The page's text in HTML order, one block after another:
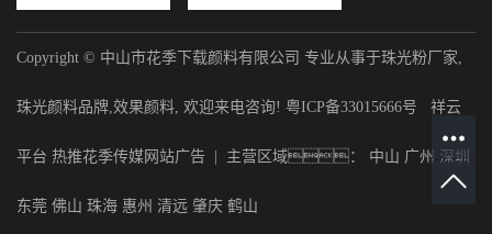
Copyright © 中山市花季下载颜料有限公司 专业从事于珠光粉厂家
珠光颜料品牌 效果颜料 , 欢迎来电咨询! 粤ICP备33015666号 祥云
平台 热推花季传媒网站广告 | 主营区域： 中山 广州 深圳
东莞 佛山 珠海 惠州 清远 肇庆 鹤山